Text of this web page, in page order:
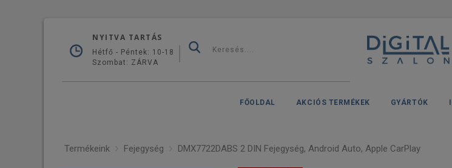
NYITVA TARTÁS
Hétfő - Péntek: 10-18
Szombat: ZÁRVA
FŐOLDAL AKCIÓS TERMÉKEK GYÁRTÓK
Termékeink Fejegység DMX7722DABS 2 DIN Fejegység, Android Auto, Apple CarPlay